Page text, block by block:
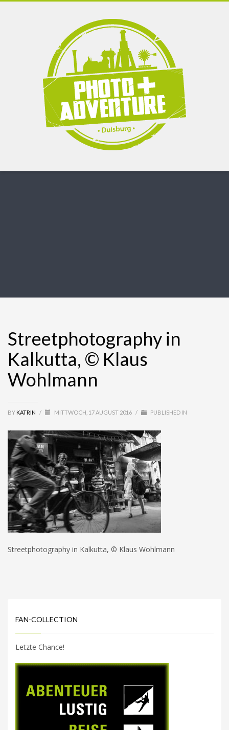
Streetphotography in
Kalkutta, © Klaus
Wohlmann
BY KATRIN / MITTWOCH, 17 AUGUST 2016 / PUBLISHED IN
Streetphotography in Kalkutta, © Klaus Wohlmann
FAN-COLLECTION
Letzte Chance!